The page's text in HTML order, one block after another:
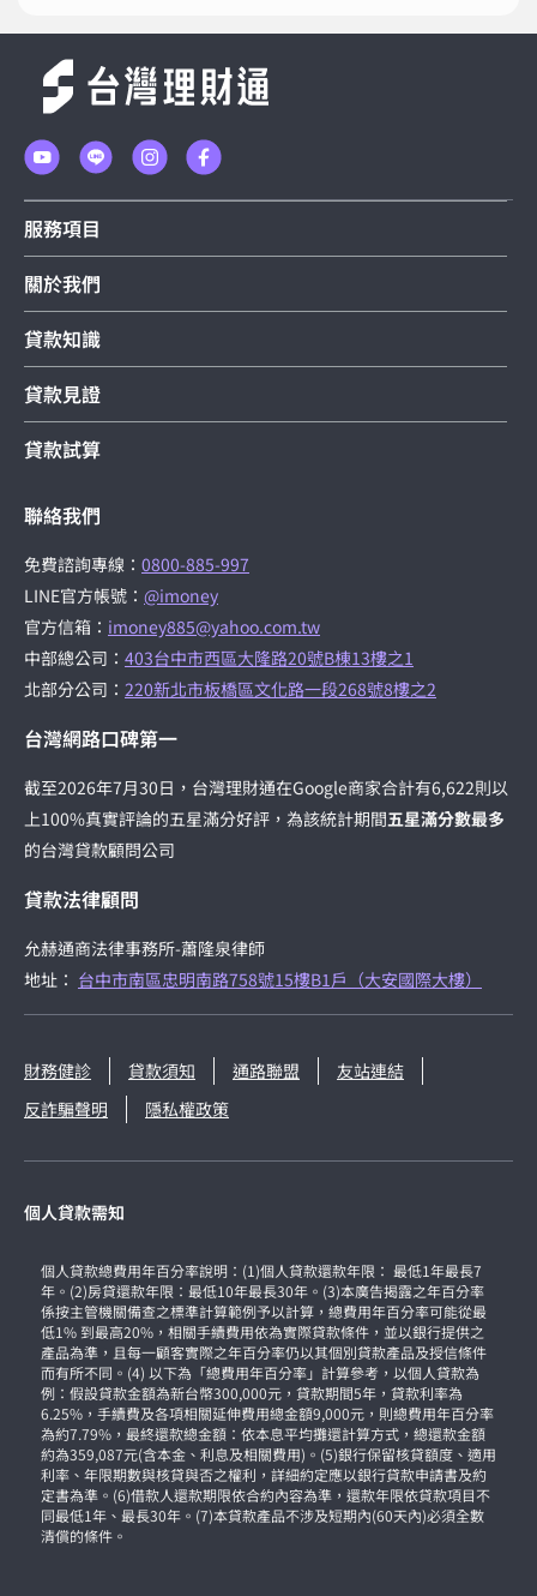
服務項目
關於我們
貸款知識
貸款見證
貸款試算
聯絡我們
免費諮詢專線： 0800-885-997
LINE官方帳號： @imoney
官方信箱： imoney885@yahoo.com.tw
中部總公司： 403台中市西區大隆路20號B棟13樓之1
北部分公司： 220新北市板橋區文化路一段268號8樓之2
台灣網路口碑第一
截至2026年7月30日，台灣理財通在Google商家合計有6,622則以
上100%真實評論的五星滿分好評，為該統計期間五星滿分數最多
的台灣貸款顧問公司
貸款法律顧問
允赫通商法律事務所-蕭隆泉律師
地址： 台中市南區忠明南路758號15樓B1戶（大安國際大樓）
財務健診 貸款須知 通路聯盟
友站連結
反詐騙聲明
隱私權政策
個人貸款需知
個人貸款總費用年百分率說明：(1)個人貸款還款年限： 最低1年最長7
年。(2)房貸還款年限：最低10年最長30年。(3)本廣告揭露之年百分率
係按主管機關備查之標準計算範例予以計算，總費用年百分率可能從最
低1% 到最高20%，相關手續費用依為實際貸款條件，並以銀行提供之
產品為準，且每一顧客實際之年百分率仍以其個別貸款產品及授信條件
而有所不同。(4) 以下為「總費用年百分率」計算參考，以個人貸款為
例：假設貸款金額為新台幣300,000元，貸款期間5年，貸款利率為
6.25%，手續費及各項相關延伸費用總金額9,000元，則總費用年百分率
為約7.79%，最終還款總金額：依本息平均攤還計算方式，總還款金額
約為359,087元(含本金、利息及相關費用)。(5)銀行保留核貸額度、適用
利率、年限期數與核貸與否之權利，詳細約定應以銀行貸款申請書及約
定書為準。(6)借款人還款期限依合約內容為準，還款年限依貸款項目不
同最低1年、最長30年。(7)本貸款產品不涉及短期內(60天內)必須全數
清償的條件。